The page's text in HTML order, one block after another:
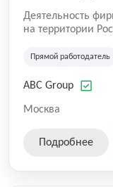
Деятельность
на территории
культуре и
Прямой работодатель
ABC Group
Москва
Подробнее